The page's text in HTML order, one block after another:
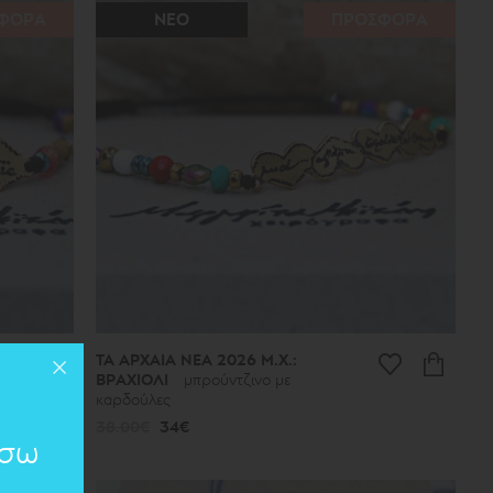
ΝΕΟ
ΤΑ ΑΡΧΑΙΑ ΝΕΑ 2026 Μ.Χ.:
ΒΡΑΧΙΟΛΙ
μπρούντζινο με
καρδούλες
34€